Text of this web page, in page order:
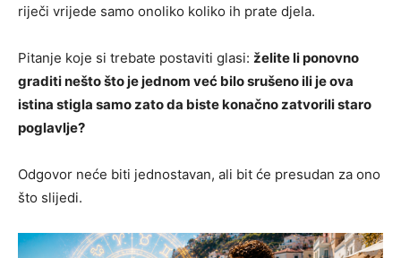
riječi vrijede samo onoliko koliko ih prate djela.
Pitanje koje si trebate postaviti glasi: želite li ponovno
graditi nešto što je jednom već bilo srušeno ili je ova
istina stigla samo zato da biste konačno zatvorili staro
poglavlje?
Odgovor neće biti jednostavan, ali bit će presudan za ono
što slijedi.